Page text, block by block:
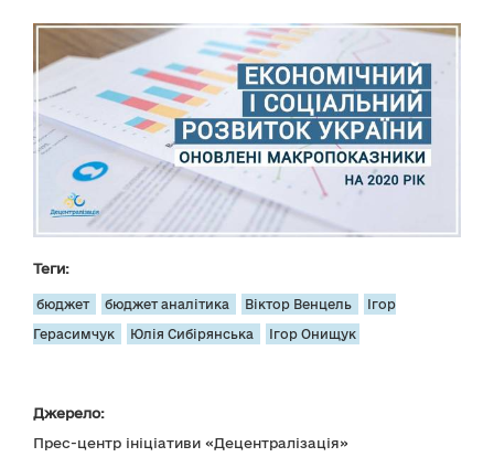
Теги:
бюджет бюджет аналітика Віктор Венцель Ігор
Герасимчук Юлія Сибірянська Ігор Онищук
Джерело:
Прес-центр ініціативи «Децентралізація»